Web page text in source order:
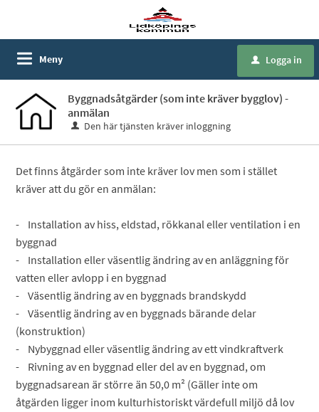
Meny u Logga in
Byggnadsåtgärder (som inte kräver bygglov) -
anmälan
Den här tjänsten kräver inloggning
Det finns åtgärder som inte kräver lov men som i stället
kräver att du gör en anmälan:
- Installation av hiss, eldstad, rökkanal eller ventilation i en
byggnad
- Installation eller väsentlig ändring av en anläggning för
vatten eller avlopp i en byggnad
- Väsentlig ändring av en byggnads brandskydd
- Väsentlig ändring av en byggnads bärande delar
(konstruktion)
- Nybyggnad eller väsentlig ändring av ett vindkraftverk
- Rivning av en byggnad eller del av en byggnad, om
byggnadsarean är större än 50,0 m² (Gäller inte om
åtgärden ligger inom kulturhistoriskt värdefull miljö då lov